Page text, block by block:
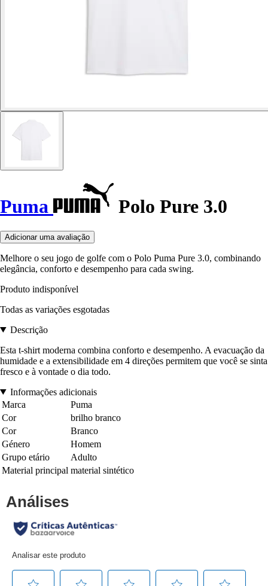
Puma Polo Pure 3.0
Adicionar uma avaliação
Melhore o seu jogo de golfe com o Polo Puma Pure 3.0, combinando
elegância, conforto e desempenho para cada swing.
Produto indisponível
Todas as variações esgotadas
Descrição
Esta t-shirt moderna combina conforto e desempenho. A evacuação da
humidade e a extensibilidade em 4 direções permitem que você se sinta
fresco e à vontade o dia todo.
Informações adicionais
Marca
Puma
Cor
brilho branco
Cor
Branco
Género
Homem
Grupo etário
Adulto
Material principal material sintético